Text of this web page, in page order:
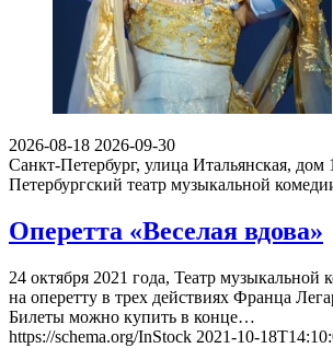
2026-08-18 2026-09-30
Санкт-Петербург, улица Итальянская, дом
Петербургский театр музыкальной
Оперетта «Веселая вдова»
24 октября 2021 года, Театр музыкальной
на оперетту в трех действиях Франца
Билеты можно купить в конце…
https://schema.org/InStock 2021-10-